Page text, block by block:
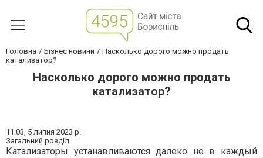
Головна Бізнес новини
Насколько дорого можно продать
катализатор?
Насколько дорого можно продать
катализатор?
11:03, 5 липня 2023 р.
Загальний розділ
Катализаторы устанавливаются далеко не в каждый